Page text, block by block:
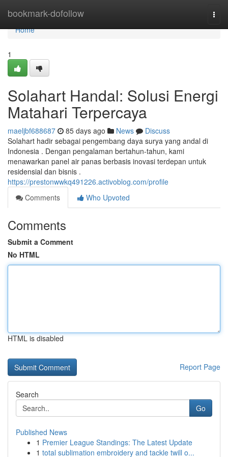
bookmark-dofollow
Home
Home
1
Solahart Handal: Solusi Energi
Matahari Terpercaya
maeljbf688687 85 days ago News
Discuss
Solahart hadir sebagai pengembang daya surya yang andal di
Indonesia . Dengan pengalaman bertahun-tahun, kami
menawarkan panel air panas berbasis inovasi terdepan untuk
residensial dan bisnis .
https://prestonwwkq491226.activoblog.com/profile
Comments
Who Upvoted
Comments
Submit a Comment
No HTML
HTML is disabled
Report Page
Search
Go
Published News
1 Premier League Standings: The Latest Update
1 total sublimation embroidery and tackle twill o...